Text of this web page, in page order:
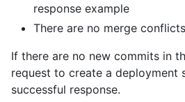
response example
There are no merge conflicts
If there are no new commits in
request to create a deployment
successful response.